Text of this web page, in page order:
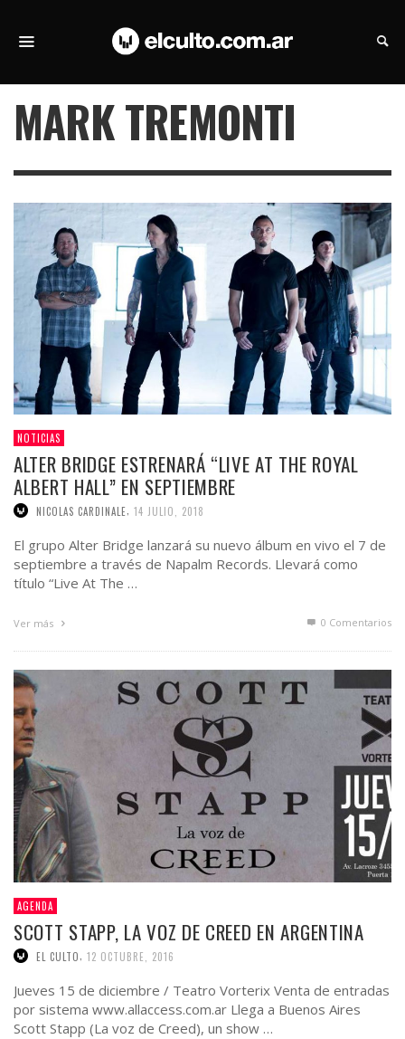
MARK TREMONTI
NOTICIAS
ALTER BRIDGE ESTRENARÁ “LIVE AT THE ROYAL
ALBERT HALL” EN SEPTIEMBRE
NICOLAS CARDINALE 14 JULIO, 2018
El grupo Alter Bridge lanzará su nuevo álbum en vivo el 7 de
septiembre a través de Napalm Records. Llevará como
título “Live At The …
Ver más 0 Comentarios
AGENDA
SCOTT STAPP, LA VOZ DE CREED EN ARGENTINA
EL CULTO 12 OCTUBRE, 2016
Jueves 15 de diciembre / Teatro Vorterix Venta de entradas
por sistema www.allaccess.com.ar Llega a Buenos Aires
Scott Stapp (La voz de Creed), un show …